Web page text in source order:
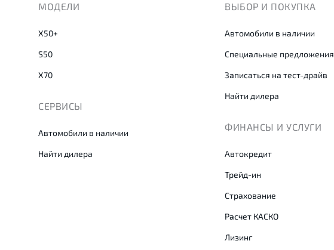
МОДЕЛИ
X50+
S50
X70
СЕРВИСЫ
Автомобили в наличии
Найти дилера
ВЫБОР И ПОКУПКА
Автомобили в наличии
Специальные предложения
Записаться на тест-драйв
Найти дилера
ФИНАНСЫ И УСЛУГИ
Автокредит
Трейд-ин
Страхование
Расчет КАСКО
Лизинг